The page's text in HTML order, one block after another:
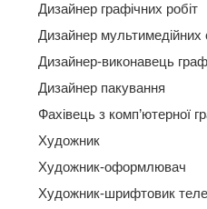
Дизайнер графічних робіт
Дизайнер мультимедійних
Дизайнер-виконавець
Дизайнер пакування
Фахівець з комп’ютерної
Художник
Художник-оформлювач
Художник-шрифтовик